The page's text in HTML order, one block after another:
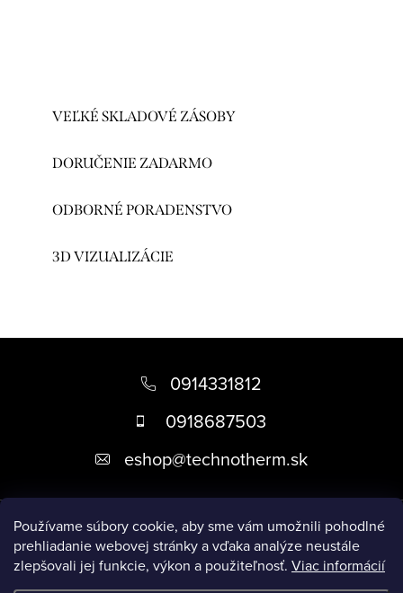
Používame súbory cookie, aby sme vám umožnili pohodlné
prehliadanie webovej stránky a vďaka analýze neustále
zlepšovali jej funkcie, výkon a použiteľnosť. Viac informácií
VEĽKÉ SKLADOVÉ ZÁSOBY
DORUČENIE ZADARMO
ODBORNÉ PORADENSTVO
3D VIZUALIZÁCIE
i
0914331812
0918687503
eshop@technotherm.sk
Informácie
Prijímame online platby